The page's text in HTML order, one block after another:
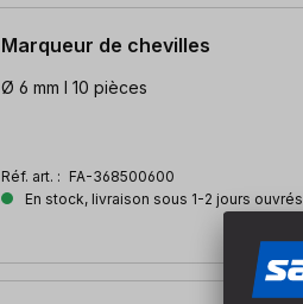
Marqueur de chevilles
Ø 6 mm l 10 pièces
Réf. art. : FA-368500600
En stock, livraison sous 1-2 jours ouvrés